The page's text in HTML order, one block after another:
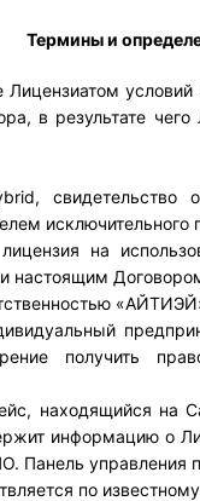
Термины и
Лицензиатом
в результате
на
настоящим
получить
находящийся на
информацию о
Панель управления
по